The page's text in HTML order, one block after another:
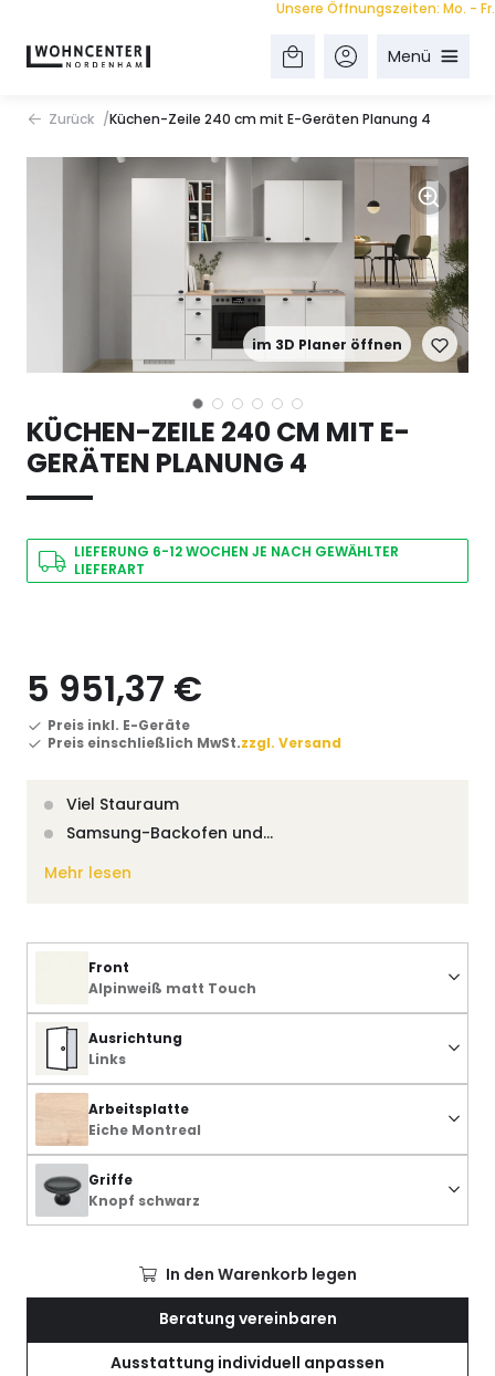
Unsere Öffnungszeiten: Mo. - Fr.
Menü
Zurück Küchen-Zeile 240 cm mit E-Geräten Planung 4
im 3D Planer öffnen
KÜCHEN-ZEILE 240 CM MIT E-
GERÄTEN PLANUNG 4
LIEFERUNG 6-12 WOCHEN JE NACH GEWÄHLTER
LIEFERART
5 951,37 €
Preis inkl. E-Geräte
Preis einschließlich MwSt.zzgl. Versand
Viel Stauraum
Samsung-Backofen und…
Mehr lesen
Front
Alpinweiß matt Touch
Ausrichtung
Links
Arbeitsplatte
Eiche Montreal
Griffe
Knopf schwarz
In den Warenkorb legen
Beratung vereinbaren
Ausstattung individuell anpassen